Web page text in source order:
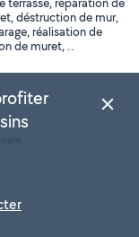
déstruction de mur,
réalisation de
de muret, ..